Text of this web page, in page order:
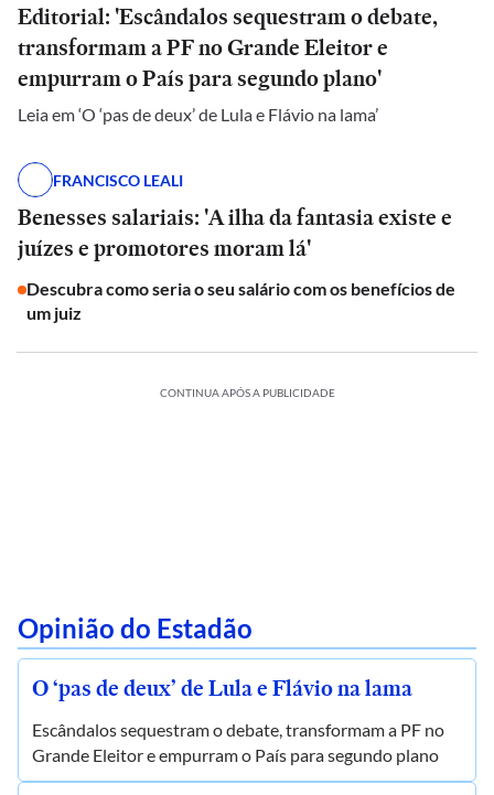
Editorial: 'Escândalos sequestram o debate,
transformam a PF no Grande Eleitor e
empurram o País para segundo plano'
Leia em ‘O ‘pas de deux’ de Lula e Flávio na lama’
FRANCISCO LEALI
Benesses salariais: 'A ilha da fantasia existe e
juízes e promotores moram lá'
Descubra como seria o seu salário com os benefícios de
um juiz
CONTINUA APÓS A PUBLICIDADE
Opinião do Estadão
O ‘pas de deux’ de Lula e Flávio na lama
Escândalos sequestram o debate, transformam a PF no
Grande Eleitor e empurram o País para segundo plano